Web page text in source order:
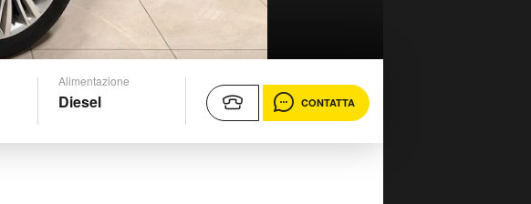
Alimentazione
Diesel CONTATTA